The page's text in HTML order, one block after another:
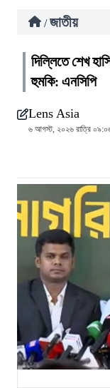
/ জাতীয়
দিল্লিতে শেখ
হুমকি: এনসিপি
Lens Asia
৬ আগস্ট, ২০২৬ রাত্রি